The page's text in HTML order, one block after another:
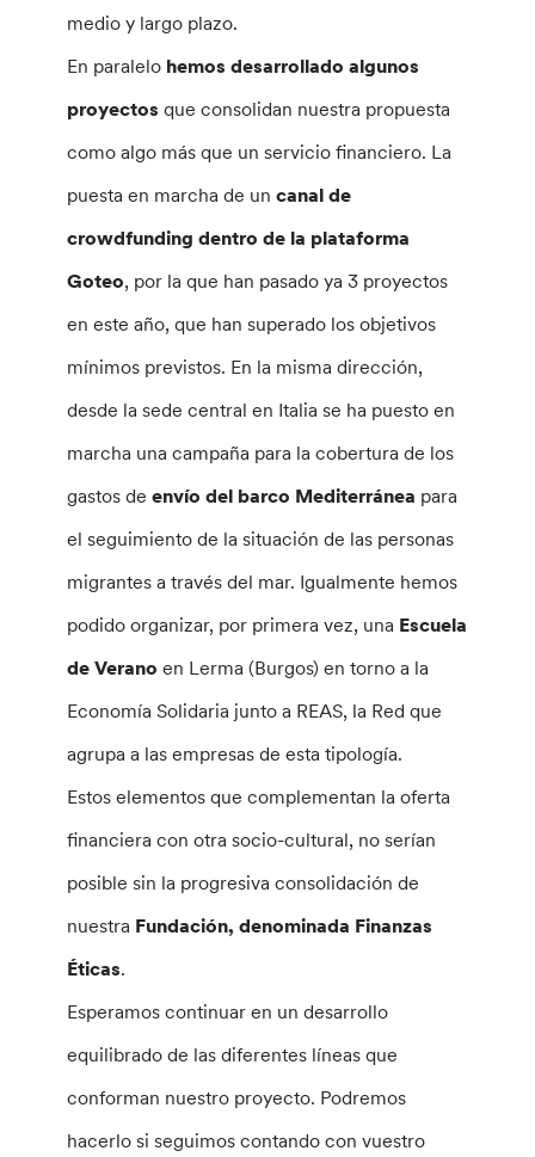
medio y largo plazo.
En paralelo hemos desarrollado algunos
proyectos que consolidan nuestra propuesta
como algo más que un servicio financiero. La
puesta en marcha de uncanal de
crowdfunding dentro de la plataforma
Goteo, por la que han pasado ya 3 proyectos
en este año, que han superado los objetivos
mínimos previstos. En la misma dirección,
desde la sede central en Italia se ha puesto en
marcha una campaña para la cobertura de los
gastos deenvío del barco Mediterránea para
el seguimiento de la situación de las personas
migrantes a través del mar. Igualmente hemos
podido organizar, por primera vez, una Escuela
de Verano en Lerma (Burgos) en torno a la
Economía Solidaria junto a REAS, la Red que
agrupa a las empresas de esta tipología.
Estos elementos que complementan la oferta
financiera con otra socio-cultural, no serían
posible sin la progresiva consolidación de
nuestra Fundación, denominada Finanzas
Éticas.
Esperamos continuar en un desarrollo
equilibrado de las diferentes líneas que
conforman nuestro proyecto. Podremos
hacerlo si seguimos contando con vuestro